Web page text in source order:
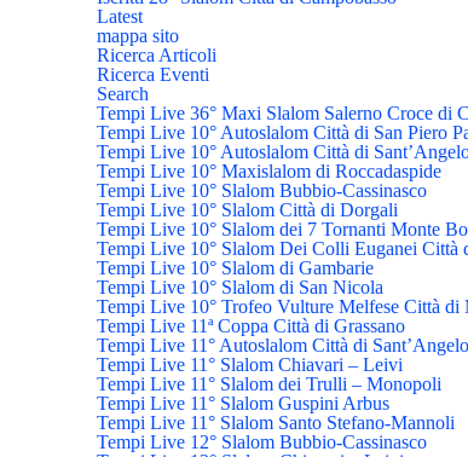
Latest
mappa sito
Ricerca Articoli
Ricerca Eventi
Search
Tempi Live 36° Maxi Slalom Salerno Croce di
Tempi Live 10° Autoslalom Città di San Piero
Tempi Live 10° Autoslalom Città di
Tempi Live 10° Maxislalom di Roccadaspide
Tempi Live 10° Slalom Bubbio-Cassinasco
Tempi Live 10° Slalom Città di Dorgali
Tempi Live 10° Slalom dei 7 Tornanti Monte
Tempi Live 10° Slalom Dei Colli Euganei Città
Tempi Live 10° Slalom di Gambarie
Tempi Live 10° Slalom di San Nicola
Tempi Live 10° Trofeo Vulture Melfese Città di
Tempi Live 11ª Coppa Città di Grassano
Tempi Live 11° Autoslalom Città di
Tempi Live 11° Slalom Chiavari – Leivi
Tempi Live 11° Slalom dei Trulli – Monopoli
Tempi Live 11° Slalom Guspini Arbus
Tempi Live 11° Slalom Santo Stefano-Mannoli
Tempi Live 12° Slalom Bubbio-Cassinasco